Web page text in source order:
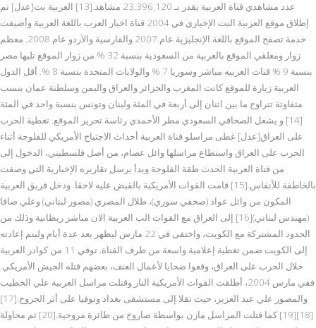
عدد مشاهدي قناة العربية يقدر بـ 23,396,120 مشاهد.[13] العربية نت[عدل] تم
إطلاق موقع العربية النت الإخباري في 2004 قناة اخبار العرب باللغة العربية وأضيفت
خدمة تصفح الموقع باللغة الإنجليزية عام 2007 والفارسية والآردو عام 2008. معظم
زوار ومعلقي الموقع بالعربية من السعودية بنسبة 32 % من زوار الموقع تليها مصر
بنسبة 9 % قنات العربيه مباشر وسوريا 7 % والولايات المتحدة بنسبة 8 %. أقل الدول
العربية زيارة للموقع كانت المغرب والجزائر والعراق واليمن وسلطنة عمان بنسب
متفاوتة تتراوح ما بين اثنان إلى أربعة في المئة ولبنان وتونس بنسبة واحد في المئة
[14] و يشغل الصحافي السعودي مطر الأحمدي رئاسة تحرير الموقع. تغطية الحرب
على العراق[عدل] غطى مراسلو قناة العربية أحداث الاجتياح الأمريكي للفلوجة أثناء
الحرب على العراق واستطاع مراسلها وائل عصام، من أصل فلسطيني، الدخول إلى
من قناة العربية الحدث طقة الفلوجة وبدأ يرسل تقاريره الإخبارية التي وصفت
بالخاطفة للأنفاس.[15] قامت القوات الأمريكية بالقبض عليه لاحقا. ودخل فريق العربية
المكون من وائل عواد (صحفي سوري)، طلال المصري (مصور لبناني) وعلي صافا
(مهندس لبناني)[16] إلى العراق مع القوات الب العربية الان مباشر ريطانية وذلك من
الحدود المشتركة مع الكويت، واختفى في 22 مارس ليظهر بعد عدة أيام وليتم إعادته
إلى الكويت ضمن تغطية إعلامية واسعة من طرف القناة. توفي 11 من كوادر العربية
خلال الحرب على العراق، وقعوا ضحايا لأعمال العنف، بعضهم قتله الجيش الأمريكي.
ففي مارس 2004، أطلقت القوات الأمريكية النار وقتلت مراسل العربية علي الخطيب
والمصور علي عبد العزيز، حيث نقلا إلى مستشفى بغداد وتوفيا على أثر الجروح.[17]
[18][19] كما قتلت المراسل مازن بواسطة صاروخ من طائرة مروحية.[20] ثم محاولة